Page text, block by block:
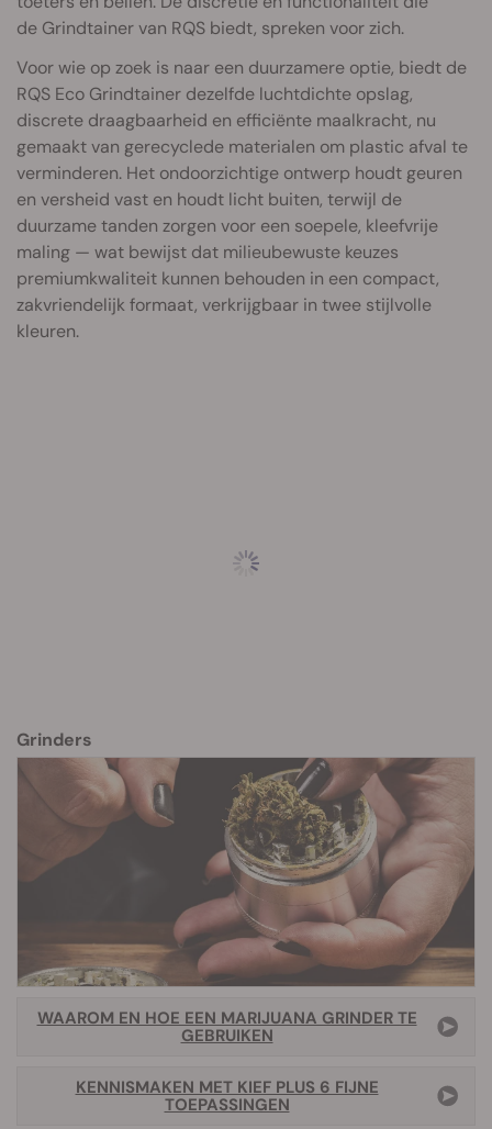
de Grindtainer van RQS biedt, spreken voor zich.
Voor wie op zoek is naar een duurzamere optie, biedt de
RQS Eco Grindtainer dezelfde luchtdichte opslag,
discrete draagbaarheid en efficiënte maalkracht, nu
gemaakt van gerecyclede materialen om plastic afval te
verminderen. Het ondoorzichtige ontwerp houdt geuren
en versheid vast en houdt licht buiten, terwijl de
duurzame tanden zorgen voor een soepele, kleefvrije
maling — wat bewijst dat milieubewuste keuzes
premiumkwaliteit kunnen behouden in een compact,
zakvriendelijk formaat, verkrijgbaar in twee stijlvolle
kleuren.
Grinders
WAAROM EN HOE EEN MARIJUANA GRINDER TE
GEBRUIKEN
KENNISMAKEN MET KIEF PLUS 6 FIJNE
TOEPASSINGEN